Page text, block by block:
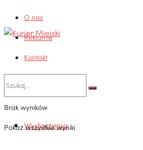
O nas
Reklama
Kontakt
Brak wyników
Pokaż wszystkie wyniki
Wydarzenia